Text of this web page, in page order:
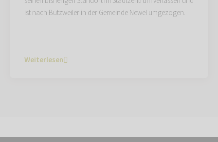
ist nach Butzweiler in der Gemeinde Newel umgezogen.
Weiterlesen